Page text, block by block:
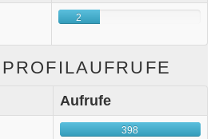
2
Aufrufe
398